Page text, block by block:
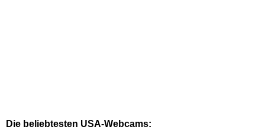
Die beliebtesten USA-Webcams: